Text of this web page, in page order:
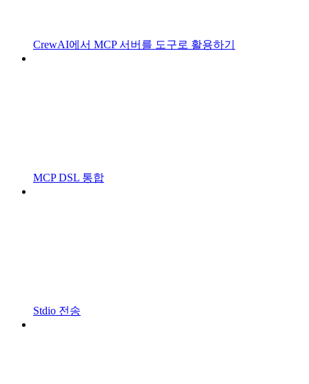
CrewAI에서 MCP 서버를 도구로 활용하기
MCP DSL 통합
Stdio 전송